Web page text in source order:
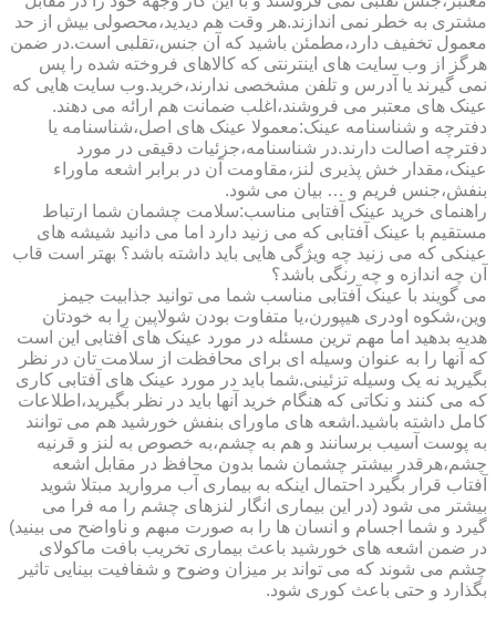
مشتری به خطر نمی اندازند.هر وقت هم دیدید،محصولی بیش از حد
معمول تخفیف دارد،مطمئن باشید که آن جنس،تقلبی است.در ضمن
هرگز از وب سایت های اینترنتی که کالاهای فروخته شده را پس
نمی گیرند یا آدرس و تلفن مشخصی ندارند،خرید.وب سایت هایی که
عینک های معتبر می فروشند،اغلب ضمانت هم ارائه می دهند.
دفترچه و شناسنامه عینک:معمولا عینک های اصل،شناسنامه یا
دفترچه اصالت دارند.در شناسنامه،جزئیات دقیقی در مورد
عینک،مقدار خش پذیری لنز،مقاومت آن در برابر اشعه ماوراء
بنفش،جنس فریم و … بیان می شود.
راهنمای خرید عینک آفتابی مناسب:سلامت چشمان شما ارتباط
مستقیم با عینک آفتابی که می زنید دارد اما می دانید شیشه های
عینکی که می زنید چه ویژگی هایی باید داشته باشد؟ بهتر است قاب
آن چه اندازه و چه رنگی باشد؟
می گویند با عینک آفتابی مناسب شما می توانید جذابیت جیمز
وین،شکوه اودری هیپورن،یا متفاوت بودن شولاپین را به خودتان
هدیه بدهید اما مهم ترین مسئله در مورد عینک های آفتابی این است
که آنها را به عنوان وسیله ای برای محافظت از سلامت تان در نظر
بگیرید نه یک وسیله تزئینی.شما باید در مورد عینک های آفتابی کاری
که می کنند و نکاتی که هنگام خرید آنها باید در نظر بگیرید،اطلاعات
کامل داشته باشید.اشعه های ماورای بنفش خورشید هم می توانند
به پوست آسیب برسانند و هم به چشم،به خصوص به لنز و قرنیه
چشم،هرقدر بیشتر چشمان شما بدون محافظ در مقابل اشعه
آفتاب قرار بگیرد احتمال اینکه به بیماری آب مروارید مبتلا شوید
بیشتر می شود (در این بیماری انگار لنزهای چشم را مه فرا می
گیرد و شما اجسام و انسان ها را به صورت مبهم و ناواضح می بینید)
در ضمن اشعه های خورشید باعث بیماری تخریب بافت ماکولای
چشم می شوند که می تواند بر میزان وضوح و شفافیت بینایی تاثیر
بگذارد و حتی باعث کوری شود.